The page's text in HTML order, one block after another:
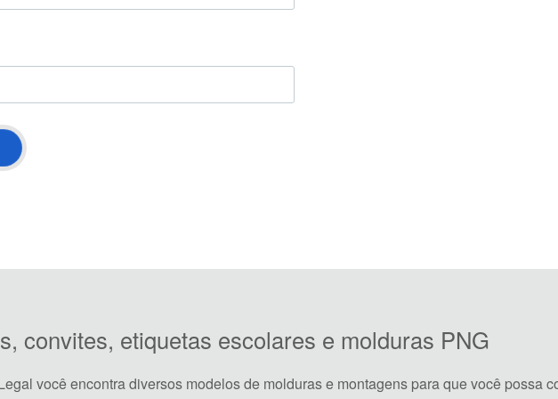
convites, etiquetas escolares e molduras PNG
você encontra diversos modelos de molduras e montagens para que você possa